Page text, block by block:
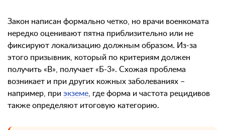
Закон написан формально четко, но врачи военкомата
нередко оценивают пятна приблизительно или не
фиксируют локализацию должным образом. Из-за
этого призывник, который по критериям должен
получить «В», получает «Б-3». Схожая проблема
возникает и при других кожных заболеваниях –
например, при экземе , где форма и частота рецидивов
также определяют итоговую категорию.